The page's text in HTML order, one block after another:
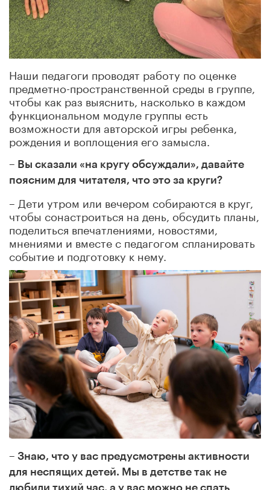
Наши педагоги проводят работу по оценке
предметно-пространственной среды в группе,
чтобы как раз выяснить, насколько в каждом
функциональном модуле группы есть
возможности для авторской игры ребенка,
рождения и воплощения его замысла.
– Вы сказали «на кругу обсуждали», давайте
поясним для читателя, что это за круги?
– Дети утром или вечером собираются в круг,
чтобы сонастроиться на день, обсудить планы,
поделиться впечатлениями, новостями,
мнениями и вместе с педагогом спланировать
событие и подготовку к нему.
– Знаю, что у вас предусмотрены активности
для неспящих детей. Мы в детстве так не
любили тихий час, а у вас можно не спать